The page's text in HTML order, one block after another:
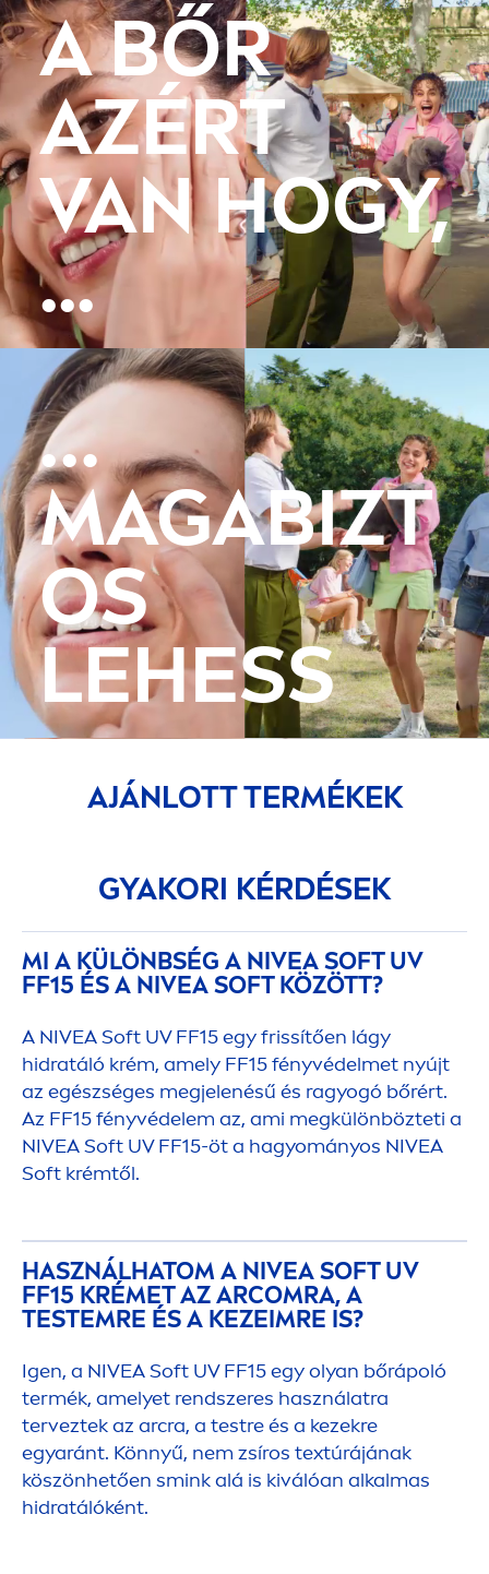
A BŐR
AZÉRT
VAN HOGY,
...
…
MAGABIZT
OS
LEHESS
AJÁNLOTT TERMÉKEK
GYAKORI KÉRDÉSEK
MI A KÜLÖNBSÉG A NIVEASOFT UV
FF15 ÉS A NIVEASOFT KÖZÖTT?
A NIVEASoft UV FF15 egy frissítően lágy
hidratáló krém, amely FF15 fényvédelmet nyújt
az egészséges megjelenésű és ragyogó bőrért.
Az FF15 fényvédelem az, ami megkülönbözteti a
NIVEASoft UV FF15-öt a hagyományos NIVEA
Soft krémtől.
HASZNÁLHATOM A NIVEASOFT UV
FF15 KRÉMET AZ ARCOMRA, A
TESTEMRE ÉS A KEZEIMRE IS?
Igen, a NIVEASoft UV FF15 egy olyan bőrápoló
termék, amelyet rendszeres használatra
terveztek az arcra, a testre és a kezekre
egyaránt. Könnyű, nem zsíros textúrájának
köszönhetően smink alá is kiválóan alkalmas
hidratálóként.